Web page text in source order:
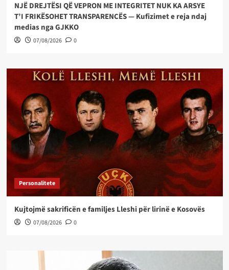
NJË DREJTËSI QË VEPRON ME INTEGRITET NUK KA ARSYE
T’I FRIKËSOHET TRANSPARENCËS — Kufizimet e reja ndaj
medias nga GJKKO
07/08/2026 0
Personalitete
Kujtojmë sakrificën e familjes Lleshi për lirinë e Kosovës
07/08/2026 0